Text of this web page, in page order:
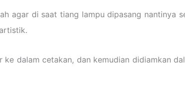
agar di saat tiang lampu dipasang nantinya
dalam cetakan, dan kemudian didiamkan